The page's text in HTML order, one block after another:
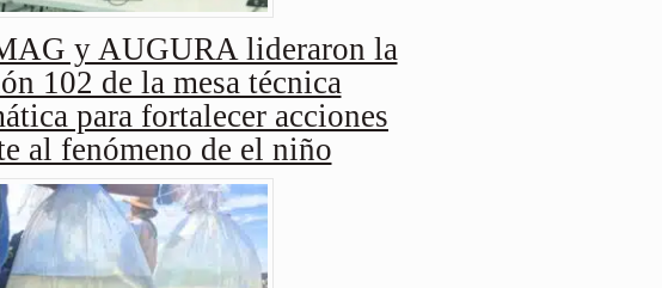
y AUGURA lideraron la
102 de la mesa técnica
para fortalecer acciones
al fenómeno de el niño